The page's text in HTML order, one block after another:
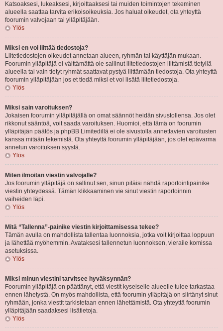
Katsoaksesi, lukeaksesi, kirjoittaaksesi tai muiden toimintojen tekeminen
alueella saattaa tarvita erikoisoikeuksia. Jos haluat oikeudet, ota yhteyttä
foorumin valvojaan tai ylläpitäjään.
Ylös
Miksi en voi liittää tiedostoja?
Liitetiedostojen oikeudet annetaan alueen, ryhmän tai käyttäjän mukaan.
Foorumin ylläpitäjä ei välttämättä ole sallinut liitetiedostojen liittämistä tietyllä
alueella tai vain tietyt ryhmät saattavat pystyä liittämään tiedostoja. Ota yhteyttä
foorumin ylläpitäjään jos et tiedä miksi et voi lisätä liitetiedostoja.
Ylös
Miksi sain varoituksen?
Jokaisen foorumin ylläpitäjällä on omat säännöt heidän sivustollensa. Jos olet
rikkonut sääntöä, voit saada varoituksen. Huomioi, että tämä on foorumin
ylläpitäjän päätös ja phpBB Limitedillä ei ole sivustolla annettavien varoitusten
kanssa mitään tekemistä. Ota yhteyttä foorumin ylläpitäjään, jos olet epävarma
annetun varoituksen syystä.
Ylös
Miten ilmoitan viestin valvojalle?
Jos foorumin ylläpitäjä on sallinut sen, sinun pitäisi nähdä raportointipainike
viestin yhteydessä. Tämän klikkaaminen vie sinut viestin raportoinnin
vaiheiden läpi.
Ylös
Mitä “Tallenna”-painike viestin kirjoittamisessa tekee?
Tämän avulla on mahdollista tallentaa luonnoksia, jotka voit kirjoittaa loppuun
ja lähettää myöhemmin. Avataksesi tallennetun luonnoksen, vieraile komissa
asetuksissa.
Ylös
Miksi minun viestini tarvitsee hyväksynnän?
Foorumin ylläpitäjä on päättänyt, että viestit kyseiselle alueelle tulee tarkastaa
ennen lähetystä. On myös mahdollista, että foorumin ylläpitäjä on siirtänyt sinut
ryhmään, jonka viestit tarkistetaan ennen lähettämistä. Ota yhteyttä foorumin
ylläpitäjään saadaksesi lisätietoja.
Ylös